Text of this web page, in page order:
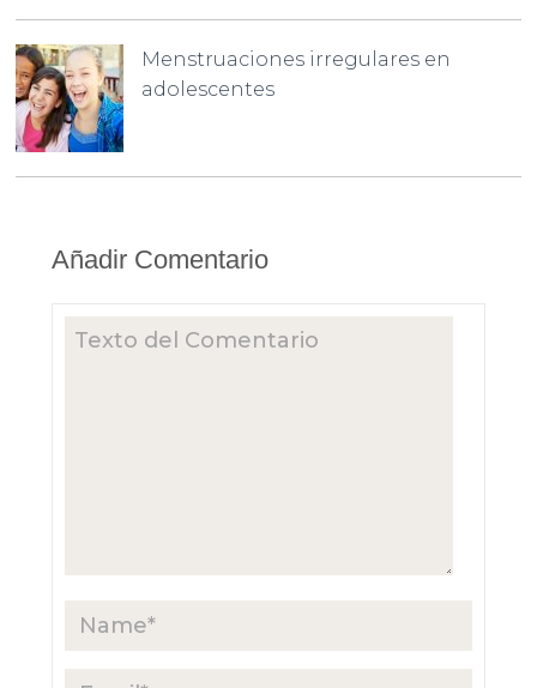
Menstruaciones irregulares en
adolescentes
Añadir Comentario